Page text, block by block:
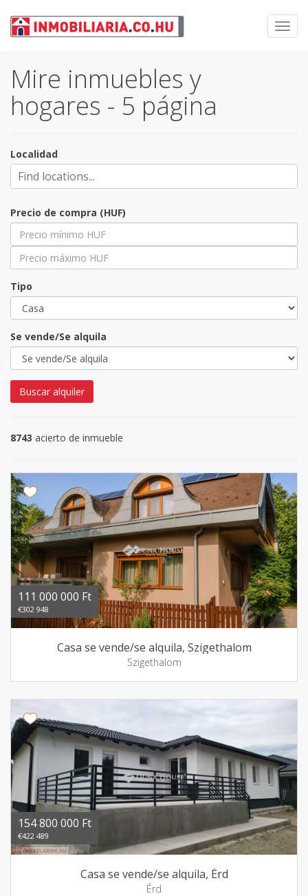
Mire inmuebles y
hogares - 5 página
Localidad
Precio de compra (HUF)
Tipo
Se vende/Se alquila
Buscar alquiler
8743 acierto de inmueble
111 000 000 Ft
€302 948
Casa se vende/se alquila, Szigethalom
Szigethalom
154 800 000 Ft
€422 489
Casa se vende/se alquila, Érd
Érd